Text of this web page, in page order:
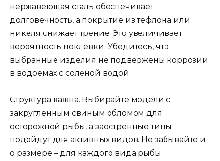
нержавеющая сталь обеспечивает
долговечность, а покрытие из тефлона или
никеля снижает трение. Это увеличивает
вероятность поклевки. Убедитесь, что
выбранные изделия не подвержены коррозии
в водоемах с соленой водой.
Структура важна. Выбирайте модели с
закругленным свиным обломом для
осторожной рыбы, а заостренные типы
подойдут для активных видов. Не забывайте и
о размере – для каждого вида рыбы